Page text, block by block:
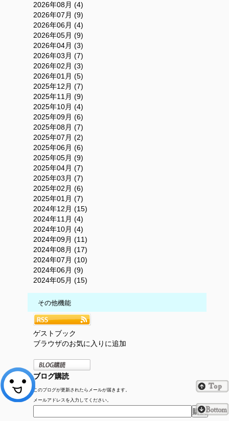
2026年08月 (4)
2026年07月 (9)
2026年06月 (4)
2026年05月 (9)
2026年04月 (3)
2026年03月 (7)
2026年02月 (3)
2026年01月 (5)
2025年12月 (7)
2025年11月 (9)
2025年10月 (4)
2025年09月 (6)
2025年08月 (7)
2025年07月 (2)
2025年06月 (6)
2025年05月 (9)
2025年04月 (7)
2025年03月 (7)
2025年02月 (6)
2025年01月 (7)
2024年12月 (15)
2024年11月 (4)
2024年10月 (4)
2024年09月 (11)
2024年08月 (17)
2024年07月 (10)
2024年06月 (9)
2024年05月 (15)
その他機能
ゲストブック
ブラウザのお気に入りに追加
ブログ購読
このブログが更新されたらメールが届きます。
メールアドレスを入力してください。